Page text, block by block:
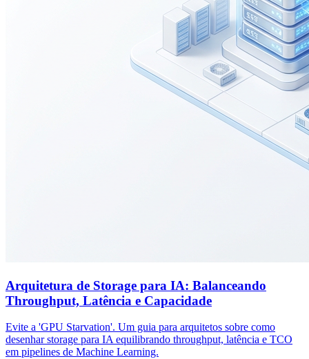
Arquitetura de Storage para IA: Balanceando
Throughput, Latência e Capacidade
Evite a 'GPU Starvation'. Um guia para arquitetos sobre como
desenhar storage para IA equilibrando throughput, latência e TCO
em pipelines de Machine Learning.